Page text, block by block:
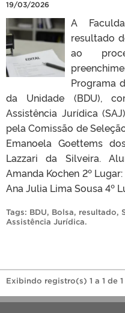
TELEFONES
19/03/2026
A
resultado
ao
Programa
da Unidade (BDU),
Assistência Jurídica
pela Comissão de
Emanoela Goettems
Lazzari da Silveira.
Amanda Kochen 2º
Ana Julia Lima Sousa 4º
Tags: BDU, Bolsa, resultado,
Assistência Jurídica.
Exibindo registro(s) 1 a 1 de